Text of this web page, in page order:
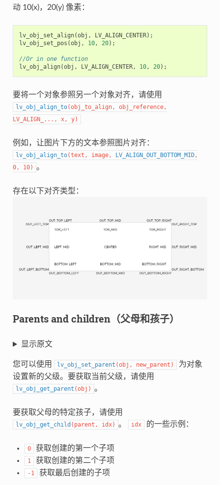
动 10(x)，20(y) 像素：
lv_obj_set_align(obj , LV_ALIGN_CENTER);
lv_obj_set_pos (obj , 10, 20);
//Or in one function
lv_obj_align(obj , LV_ALIGN_CENTER, 10, 20);
要将一个对象参照另一个对象对齐，请使用
lv_obj_align_to(obj_to_align, obj_reference,
LV_ALIGN_
... , x, y)
例如，让图片下方的文本参照图片对齐：
lv_obj_align_to(text , image, LV_ALIGN_OUT_BOTTOM_MID,
0, 10) 。
存在以下对齐类型：
Parents and children（父母和孩子）
显示原文
您可以使用 lv_obj_set_parent (obj , new_parent )
为对象
设置新的父级。要获取当前父级，请使用
lv_obj_get_parent (obj ) 。
要获取父母的特定孩子，请使用
lv_obj_get_child ( parent , idx) 。 idx 的一些示例：
0 获取创建的第一个子项
1 获取创建的第二个子项
-1 获取最后创建的子项